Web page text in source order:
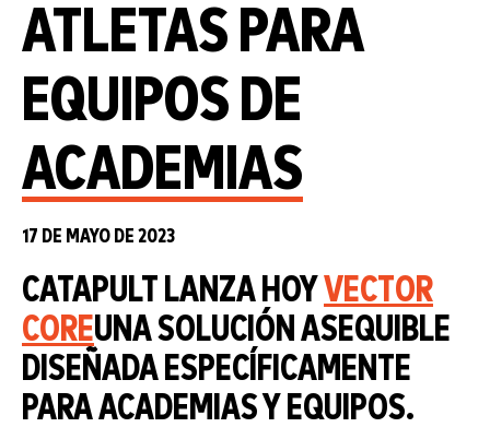
ATLETAS PARA
EQUIPOS DE
ACADEMIAS
17 DE MAYO DE 2023
CATAPULT LANZA HOYVECTOR
COREUNA SOLUCIÓN ASEQUIBLE
DISEÑADA ESPECÍFICAMENTE
PARA ACADEMIAS Y EQUIPOS.